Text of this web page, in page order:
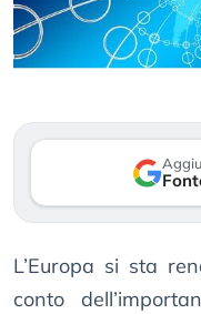
L’Europa si sta
conto